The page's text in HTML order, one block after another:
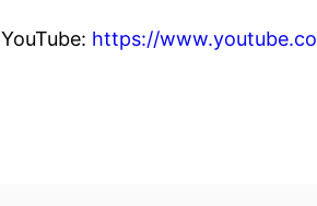
YouTube: https://